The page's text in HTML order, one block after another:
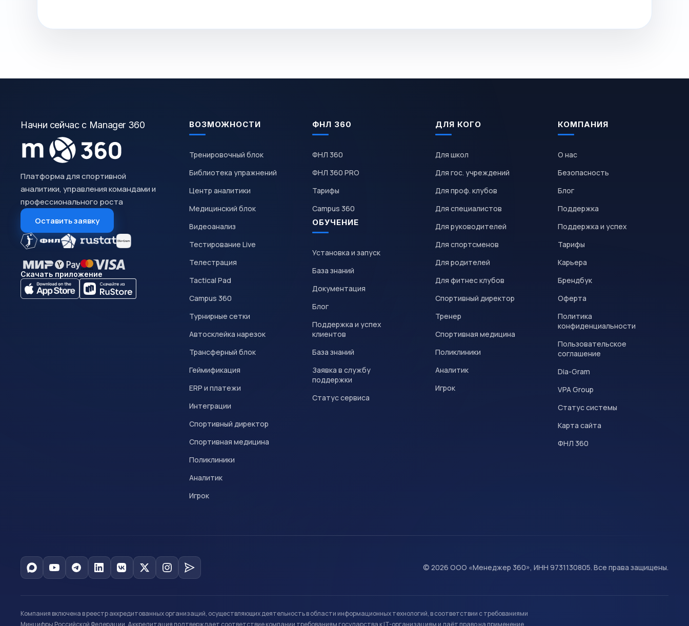
Начни сейчас с Manager 360
Платформа для спортивной
аналитики, управления командами и
профессионального роста
Оставить заявку
Скачать приложение
ВОЗМОЖНОСТИ
Тренировочный блок
Библиотека упражнений
Центр аналитики
Медицинский блок
Видеоанализ
Тестирование Live
Телестрация
Tactical Pad
Campus 360
Турнирные сетки
Автосклейка нарезок
Трансферный блок
Геймификация
ERP и платежи
Интеграции
Спортивный директор
Спортивная медицина
Поликлиники
Аналитик
Игрок
ФНЛ 360
ФНЛ 360
ФНЛ 360 PRO
Тарифы
Campus 360
ОБУЧЕНИЕ
Установка и запуск
База знаний
Документация
Блог
Поддержка и успех
клиентов
База знаний
Заявка в службу
поддержки
Статус сервиса
ДЛЯ КОГО
Для школ
Для гос. учреждений
Для проф. клубов
Для специалистов
Для руководителей
Для спортсменов
Для родителей
Для фитнес клубов
Спортивный директор
Тренер
Спортивная медицина
Поликлиники
Аналитик
Игрок
КОМПАНИЯ
О нас
Безопасность
Блог
Поддержка
Поддержка и успех
Тарифы
Карьера
Брендбук
Оферта
Политика
конфиденциальности
Пользовательское
соглашение
Dia-Gram
VPA Group
Статус системы
Карта сайта
ФНЛ 360
© 2026 ООО «Менеджер 360», ИНН 9731130805. Все права защищены.
Компания включена в реестр аккредитованных организаций, осуществляющих деятельность в области информационных технологий, в соответствии с требованиями
Минцифры Российской Федерации. Аккредитация подтверждает соответствие компании требованиям государства к IT-организациям и даёт право на применение